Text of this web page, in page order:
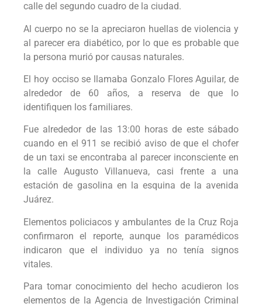
calle del segundo cuadro de la ciudad.
Al cuerpo no se la apreciaron huellas de violencia y
al parecer era diabético, por lo que es probable que
la persona murió por causas naturales.
El hoy occiso se llamaba Gonzalo Flores Aguilar, de
alrededor de 60 años, a reserva de que lo
identifiquen los familiares.
Fue alrededor de las 13:00 horas de este sábado
cuando en el 911 se recibió aviso de que el chofer
de un taxi se encontraba al parecer inconsciente en
la calle Augusto Villanueva, casi frente a una
estación de gasolina en la esquina de la avenida
Juárez.
Elementos policiacos y ambulantes de la Cruz Roja
confirmaron el reporte, aunque los paramédicos
indicaron que el individuo ya no tenía signos
vitales.
Para tomar conocimiento del hecho acudieron los
elementos de la Agencia de Investigación Criminal